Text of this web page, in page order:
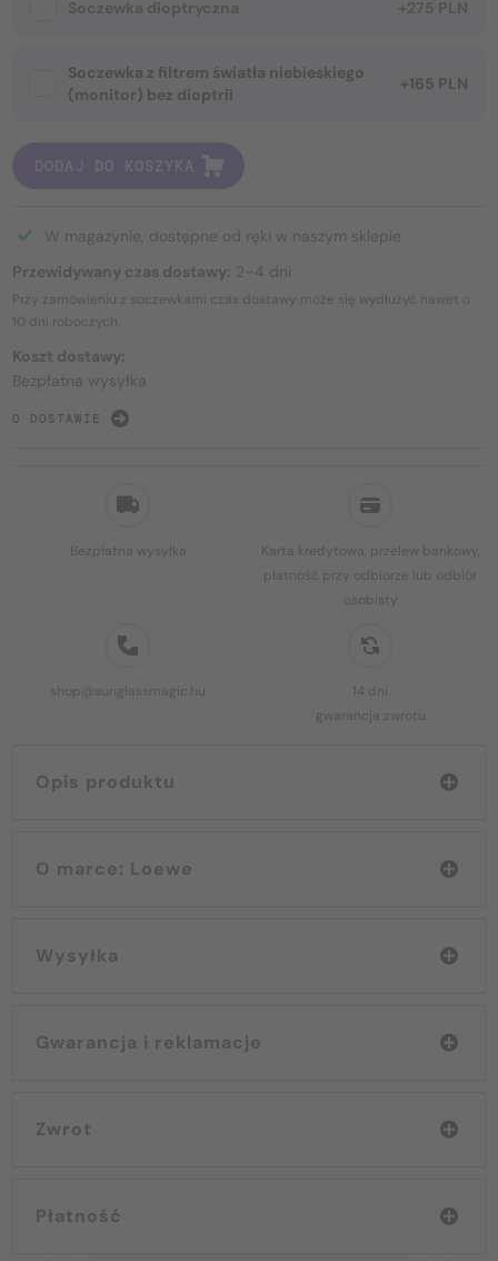
Bezpłatna wysyłka
Karta kredytowa, przelew bankowy,
płatność przy odbiorze lub odbiór
osobisty
shop@sunglassmagic.hu
14 dni
gwarancja zwrotu
Opis produktu
O marce: Loewe
Wysyłka
Gwarancja i reklamacje
Zwrot
Płatność
Soczewka dioptryczna +275 PLN
Soczewka z filtrem światła niebieskiego
(monitor) bez dioptrii
+165 PLN
DODAJ DO KOSZYKA
W magazynie, dostępne od ręki w naszym sklepie
Przewidywany czas dostawy: 2–4 dni
Przy zamówieniu z soczewkami czas dostawy może się wydłużyć nawet o
10 dni roboczych.
Koszt dostawy:
Bezpłatna wysyłka
O DOSTAWIE